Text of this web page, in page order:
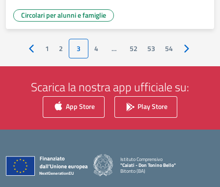
Circolari per alunni e famiglie
Pagina precedente
1 2 3 4 … 52 53 54 Pagina
Scarica la nostra app ufficiale su:
App Store Play Store
Istituto Comprensivo
"Caiati - Don Tonino Bello"
Bitonto (BA)